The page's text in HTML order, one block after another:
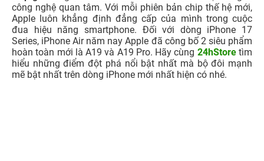
công nghệ quan tâm. Với mỗi phiên bản chip thế hệ mới,
Apple luôn khẳng định đẳng cấp của mình trong cuộc
đua hiệu năng smartphone. Đối với dòng iPhone 17
Series, iPhone Air năm nay Apple đã công bố 2 siêu phẩm
hoàn toàn mới là A19 và A19 Pro. Hãy cùng 24hStoretìm
hiểu những điểm đột phá nổi bật nhất mà bộ đôi mạnh
mẽ bật nhất trên dòng iPhone mới nhất hiện có nhé.